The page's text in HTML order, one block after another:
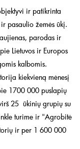
ir patikrinta
pasaulio žemės ūkį.
parodas ir
Lietuvos ir Europos
kalbomis.
kiekvieną mėnesį
1700 000 puslapių
25 ūkinių grupių su
turime ir "Agrobitė
ir per 1 600 000